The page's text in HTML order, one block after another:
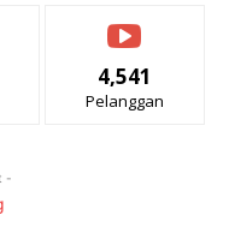
4,541
Pelanggan
-